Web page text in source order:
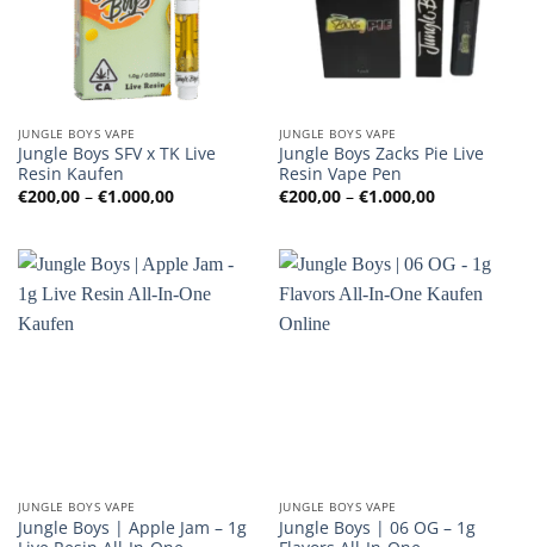
JUNGLE BOYS VAPE
Jungle Boys SFV x TK Live
Resin Kaufen
€200,00 – €1.000,00Preisspanne:
€200,00
JUNGLE BOYS VAPE
Jungle Boys Zacks Pie Live
Resin Vape Pen
€200,00 – €1.000,00
€200,00
JUNGLE BOYS VAPE
Jungle Boys | Apple Jam – 1g
JUNGLE BOYS VAPE
Jungle Boys | 06 OG – 1g